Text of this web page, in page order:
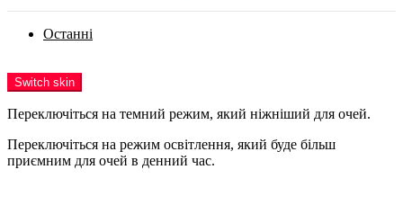
Останні
Switch skin
Переключіться на темний режим, який ніжніший для очей.
Переключіться на режим освітлення, який буде більш
приємним для очей в денний час.